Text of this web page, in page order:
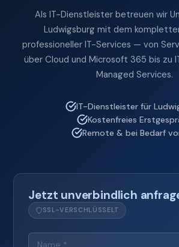
Als IT-Dienstleister betreuen wir
Ludwigsburg mit dem
professioneller IT-Services — von
über Cloud und Microsoft 365 bis zu
Managed Services.
IT-Dienstleister für
Kostenfreies
Remote & bei Bedarf
Jetzt unverbindlich
SSL-VERSCHLÜSSELT